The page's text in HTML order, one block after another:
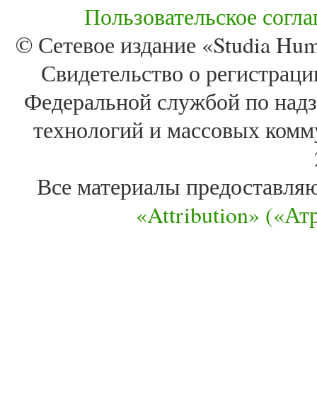
Пользовательское
© Сетевое издание «Studia
Свидетельство о
Федеральной службой по
технологий и массовых
Все материалы
«Attribution»